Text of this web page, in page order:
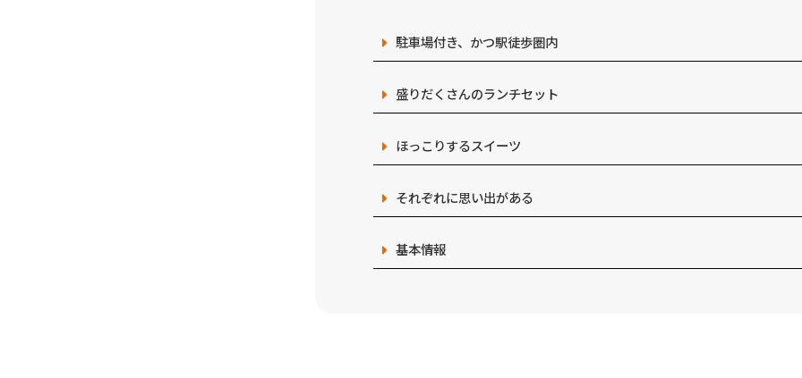
駐車場付き、かつ駅徒歩圏内
盛りだくさんのランチセット
ほっこりするスイーツ
それぞれに思い出がある
基本情報